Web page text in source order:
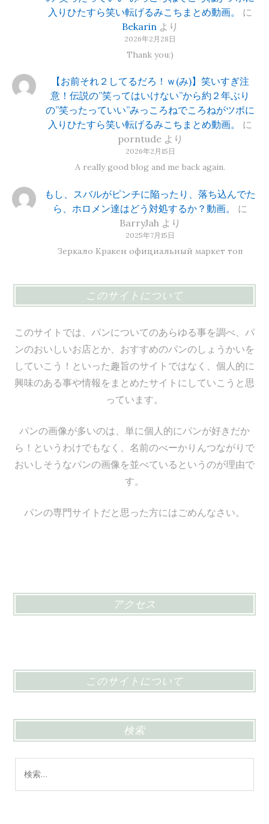
入りひたすら笑い転げるみこちまとめ動画。
に
Bekarin より
2026年2月28日
Thank you:)
【お前それ２してるだろ！ｗ(み)】笑いすぎ注
意！伝説の”笑ってはいけない”から約２年ぶり
の”笑ったっていい”みっころねでころねがツボに
入りひたすら笑い転げるみこちまとめ動画。
に
porntudeより
2026年2月15日
A really good blog and me back again.
もし、スバルがピンチに陥ったり、落ち込んでた
ら、ホロメン達はどう対処するか？動画。
に
BarryJah より
2025年7月15日
Зеркало Кракен официальный маркет топ
このサイトについて
このサイトでは、パンについてのあらゆる事を調べ、パ
ンのおいしいお店とか、おすすめのパンのしょうかいを
していこう！といった趣旨のサイトではなく、個人的に
興味のある事や情報をまとめたサイトにしていこうと思
っています。
パンの画像が多いのは、単に個人的にパンが好きだか
ら！というわけでもなく、名前のべーかりんつながりで
おいしそうなパンの画像を並べているというのが理由で
す。
パンの専門サイトだと思った方にはごめんなさい。
アクセス
このサイトについて
検索